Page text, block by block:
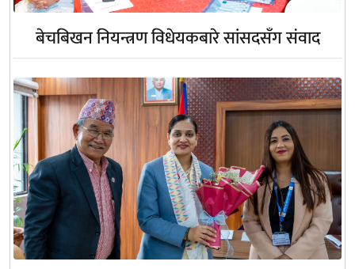
बेचबिखन नियन्त्रण विधेयकबारे सांसदसँग संवाद